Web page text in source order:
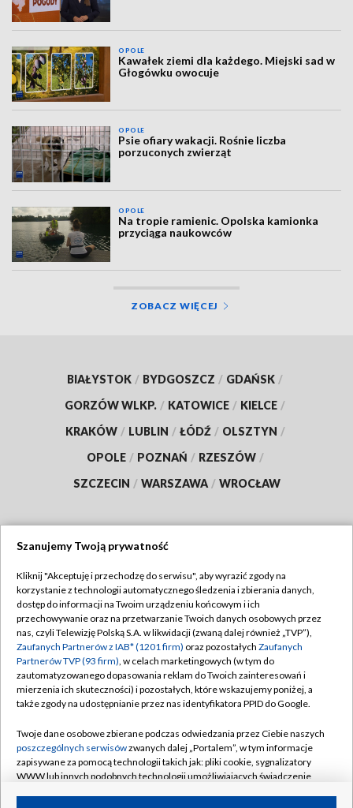
OPOLE
Kawałek ziemi dla każdego. Miejski sad w
Głogówku owocuje
OPOLE
Psie ofiary wakacji. Rośnie liczba
porzuconych zwierząt
OPOLE
Na tropie ramienic. Opolska kamionka
przyciąga naukowców
ZOBACZ WIĘCEJ
BIAŁYSTOK / BYDGOSZCZ / GDAŃSK /
GORZÓW WLKP. / KATOWICE / KIELCE /
KRAKÓW / LUBLIN / ŁÓDŹ / OLSZTYN /
OPOLE / POZNAŃ / RZESZÓW /
SZCZECIN / WARSZAWA / WROCŁAW
TVP
Abonament TVP
Emisja w TVP
Centrum informacji TVP
Naziemna Telewizja Cyfrowa
Rada Programowa
System NOS
Informacje o nadawcy
Regulamin TVP
Polityka prywatności
Moje zgody
Pomoc
Kontakt
Kanały
Szanujemy Twoją prywatność
Kliknij "Akceptuję i przechodzę do serwisu", aby wyrazić zgody na
korzystanie z technologii automatycznego śledzenia i zbierania danych,
dostęp do informacji na Twoim urządzeniu końcowym i ich
przechowywanie oraz na przetwarzanie Twoich danych osobowych przez
nas, czyli Telewizję Polską S.A. w likwidacji (zwaną dalej również „TVP”),
Zaufanych Partnerów z IAB* (1201 firm) oraz pozostałych Zaufanych
Partnerów TVP (93 firm), w celach marketingowych (w tym do
zautomatyzowanego dopasowania reklam do Twoich zainteresowań i
mierzenia ich skuteczności) i pozostałych, które wskazujemy poniżej, a
także zgody na udostępnianie przez nas identyfikatora PPID do Google.
Twoje dane osobowe zbierane podczas odwiedzania przez Ciebie naszych
poszczególnych serwisówzwanych dalej „Portalem”, w tym informacje
zapisywane za pomocą technologii takich jak: pliki cookie, sygnalizatory
WWW lub innych podobnych technologii umożliwiających świadczenie